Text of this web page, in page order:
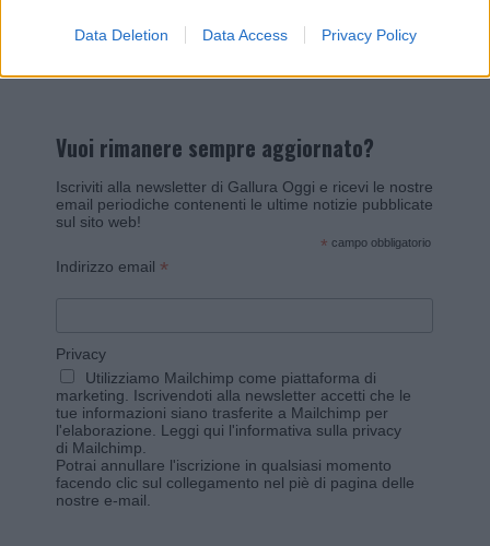
Data Deletion Data Access Privacy Policy
Vuoi rimanere sempre aggiornato?
Iscriviti alla newsletter di Gallura Oggi e ricevi le nostre
email periodiche contenenti le ultime notizie pubblicate
sul sito web!
* campo obbligatorio
Indirizzo email *
Privacy
Utilizziamo Mailchimp come piattaforma di
marketing. Iscrivendoti alla newsletter accetti che le
tue informazioni siano trasferite a Mailchimp per
l'elaborazione. Leggi qui l'informativa sulla privacy
di Mailchimp
Potrai annullare l'iscrizione in qualsiasi momento
facendo clic sul collegamento nel piè di pagina delle
nostre e-mail.